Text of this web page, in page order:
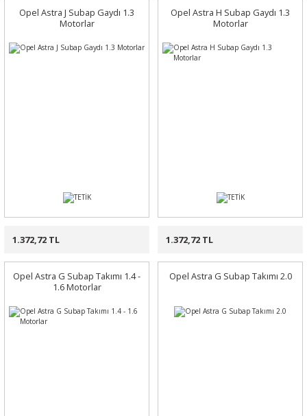
Opel Astra J Subap Gaydı 1.3
Motorlar
1.372,72 TL
Opel Astra H Subap Gaydı 1.3
Motorlar
1.372,72 TL
Opel Astra G Subap Takımı 1.4 -
1.6 Motorlar
Opel Astra G Subap Takımı 2.0